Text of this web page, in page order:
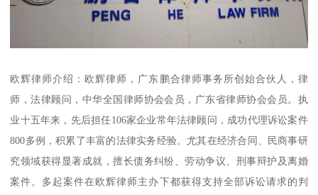
欧辉律师介绍：欧辉律师，广东鹏合律师事务所创始合伙人，律
师，法律顾问，中华全国律师协会会员，广东省律师协会会员。执
业十五年来，先后担任106家企业常年法律顾问，成功代理诉讼案件
800多例，积累了丰富的法律实务经验。尤其在经济合同、民商事研
究领域获得显著成就，擅长债务纠纷、劳动争议、刑事辩护及离婚
案件。多起案件在欧辉律师主办下都获得支持全部诉讼请求的判